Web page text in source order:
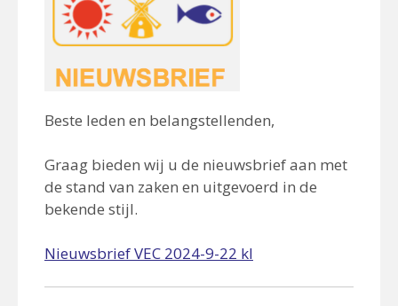
Beste leden en belangstellenden,
Graag bieden wij u de nieuwsbrief aan met
de stand van zaken en uitgevoerd in de
bekende stijl.
Nieuwsbrief VEC 2024-9-22 kl